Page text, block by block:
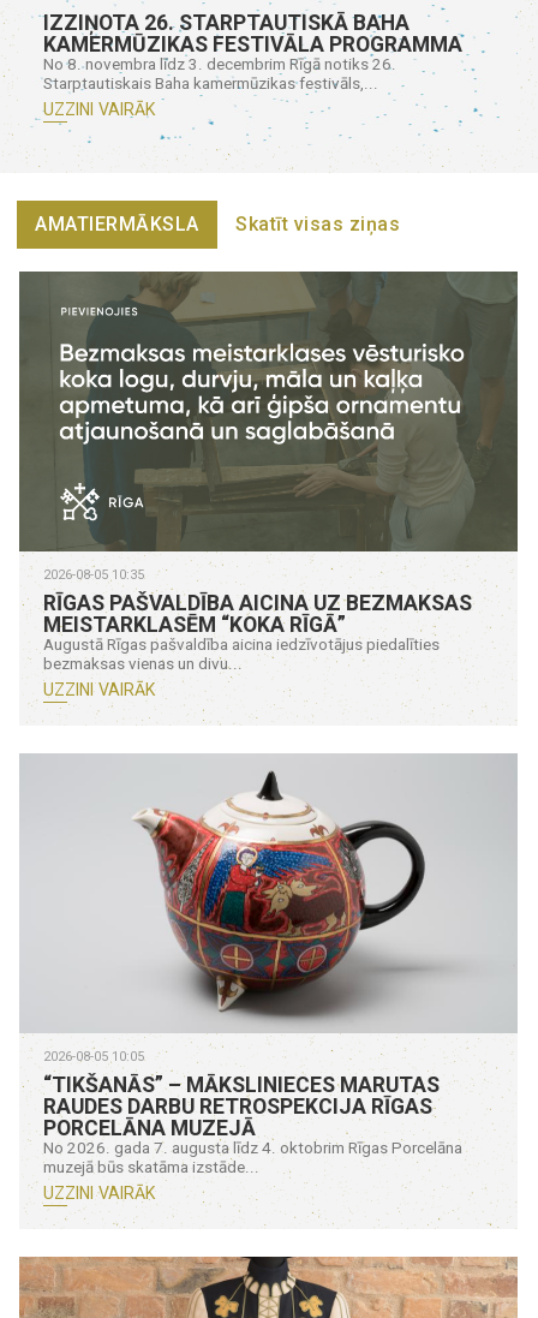
IZZIŅOTA 26. STARPTAUTISKĀ BAHA
KAMERMŪZIKAS FESTIVĀLA PROGRAMMA
No 8. novembra līdz 3. decembrim Rīgā notiks 26.
Starptautiskais Baha kamermūzikas festivāls,...
UZZINI VAIRĀK
AMATIERMĀKSLA Skatīt visas ziņas
2026-08-05 10:35
RĪGAS PAŠVALDĪBA AICINA UZ BEZMAKSAS
MEISTARKLASĒM “KOKA RĪGĀ”
Augustā Rīgas pašvaldība aicina iedzīvotājus piedalīties
bezmaksas vienas un divu...
UZZINI VAIRĀK
2026-08-05 10:05
“TIKŠANĀS” – MĀKSLINIECES MARUTAS
RAUDES DARBU RETROSPEKCIJA RĪGAS
PORCELĀNA MUZEJĀ
No 2026. gada 7. augusta līdz 4. oktobrim Rīgas Porcelāna
muzejā būs skatāma izstāde...
UZZINI VAIRĀK